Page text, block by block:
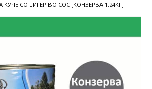
КУЧЕ СО ЏИГЕР ВО СОС [КОНЗЕРВА 1.24КГ]